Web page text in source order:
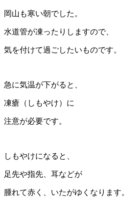
岡山も寒い朝でした。
水道管が凍ったりしますので、
気を付けて過ごしたいものです。
急に気温が下がると、
凍瘡（しもやけ）に
注意が必要です。
しもやけになると、
足先や指先、耳などが
腫れて赤く、いたがゆくなります。